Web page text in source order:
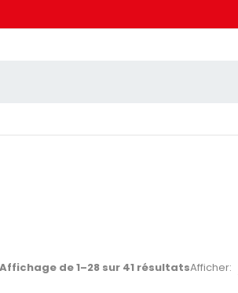
Affichage de 1–28 sur 41 résultatsAfficher: